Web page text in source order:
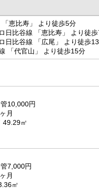
「恵比寿」 より徒歩5分
日比谷線 「恵比寿」 より徒
日比谷線 「広尾」 より徒歩
「代官山」 より徒歩15分
管10,000円
月
49.29㎡
管7,000円
月
㎡